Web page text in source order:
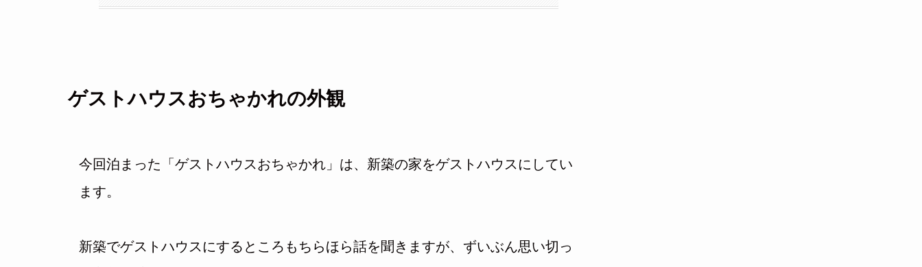
ゲストハウスおちゃかれの外観
今回泊まった「ゲストハウスおちゃかれ」は、新築の家をゲストハウスにしてい
ます。
新築でゲストハウスにするところもちらほら話を聞きますが、ずいぶん思い切っ